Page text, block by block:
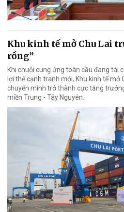
Khu kinh tế mở Chu Lai
rồng”
Khi chuỗi cung ứng toàn cầu đang tái
lợi thế cạnh tranh mới, Khu kinh tế mở
chuyển mình trở thành cực tăng
miền Trung - Tây Nguyên.